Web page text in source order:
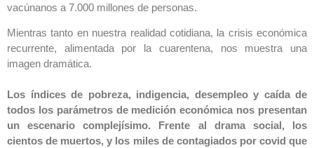
vacúnanos a 7.000 millones de personas.
Mientras tanto en nuestra realidad cotidiana, la crisis económica
recurrente, alimentada por la cuarentena, nos muestra una
imagen dramática.
Los índices de pobreza, indigencia, desempleo y caída de
todos los parámetros de medición económica nos presentan
un escenario complejísimo. Frente al drama social, los
cientos de muertos, y los miles de contagiados por covid que